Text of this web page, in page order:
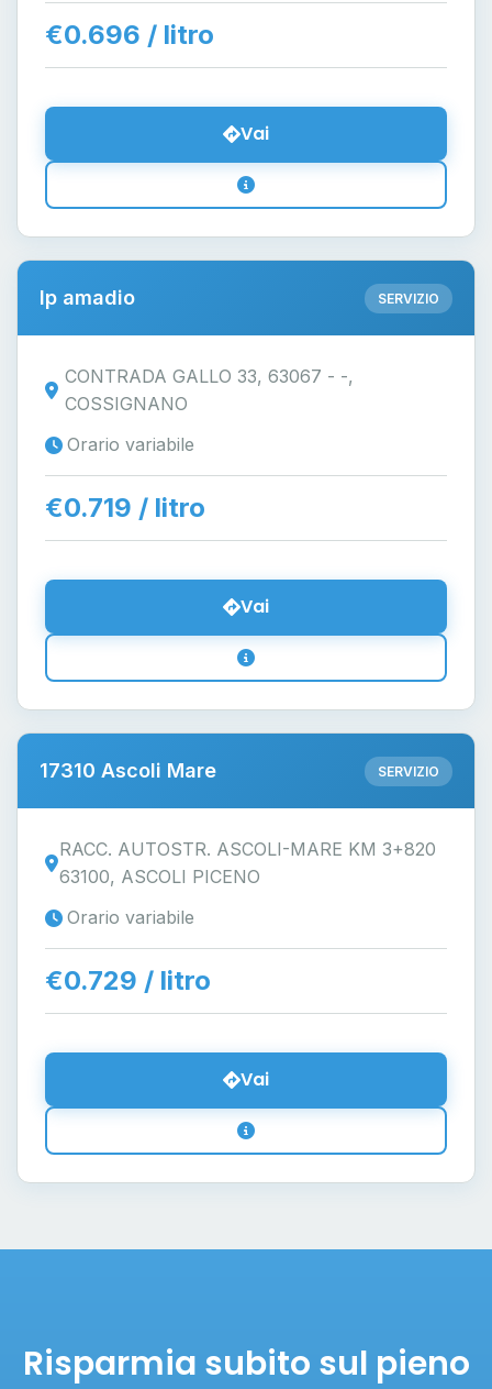
€0.696 / litro
Vai
Ip amadio SERVIZIO
CONTRADA GALLO 33, 63067 - -,
COSSIGNANO
Orario variabile
€0.719 / litro
Vai
17310 Ascoli Mare SERVIZIO
RACC. AUTOSTR. ASCOLI-MARE KM 3+820
63100, ASCOLI PICENO
Orario variabile
€0.729 / litro
Vai
Risparmia subito sul pieno